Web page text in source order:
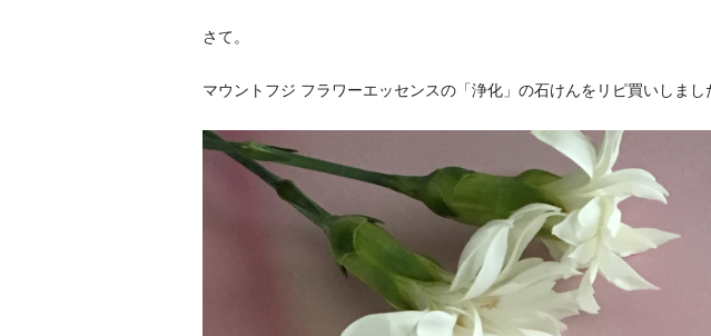
さて。
マウントフジ フラワーエッセンスの「浄化」の石けんをリピ買いしまし